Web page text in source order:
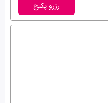
رزرو پکیج